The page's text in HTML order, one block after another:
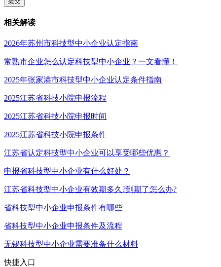
相关解读
2026年苏州市科技型中小企业认定指南
常熟市企业怎么认定科技型中小企业？一文看懂！
2025年张家港市科技型中小企业认定条件指南
2025江苏省科技小院申报流程
2025江苏省科技小院申报时间
2025江苏省科技小院申报条件
江苏省认定科技型中小企业可以享受哪些优惠？
申报省科技型中小企业有什么好处？
江苏省科技型中小企业有效期多久?到期了怎么办?
省科技型中小企业申报条件有哪些
省科技型中小企业申报条件及流程
无锡科技型中小企业需要准备什么材料
快捷入口